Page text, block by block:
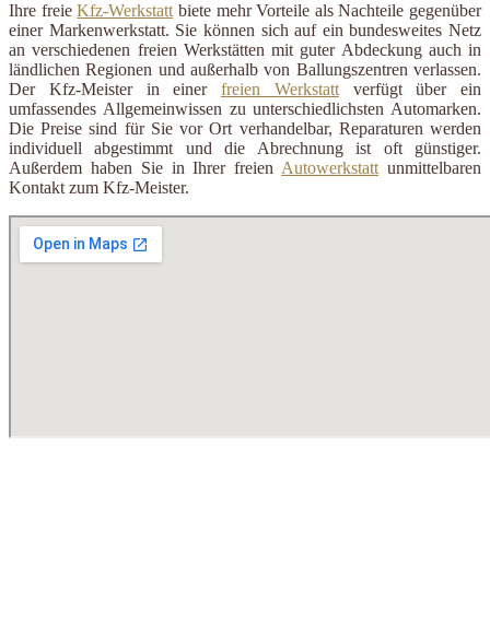
Ihre freieKfz-Werkstattbiete mehr Vorteile als Nachteile gegenüber
einer Markenwerkstatt. Sie können sich auf ein bundesweites Netz
an verschiedenen freien Werkstätten mit guter Abdeckung auch in
ländlichen Regionen und außerhalb von Ballungszentren verlassen.
Der Kfz-Meister in einer freien Werkstattverfügt über ein
umfassendes Allgemeinwissen zu unterschiedlichsten Automarken.
Die Preise sind für Sie vor Ort verhandelbar, Reparaturen werden
individuell abgestimmt und die Abrechnung ist oft günstiger.
Außerdem haben Sie in Ihrer freienAutowerkstattunmittelbaren
Kontakt zum Kfz-Meister.